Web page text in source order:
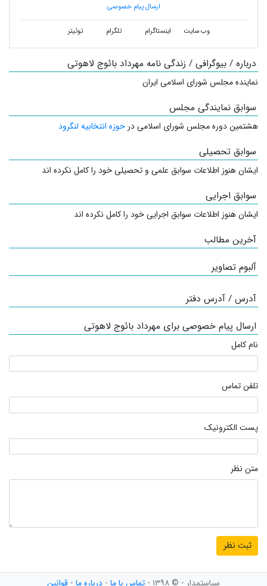
ارسال پیام خصوصی
وب سایت اینستاگرام تلگرام توئیتر
درباره / بیوگرافی / زندگی نامه مهرداد بائوج لاهوتی
نماینده مجلس شورای اسلامی ایران
سوابق نمایندگی مجلس
هشتمین دوره مجلس شورای اسلامی در حوزه انتخابیه لنگرود
سوابق تحصیلی
ایشان هنوز اطلاعات سوابق علمی و تحصیلی خود را کامل نکرده اند
سوابق اجرایی
ایشان هنوز اطلاعات سوابق اجرایی خود را کامل نکرده اند
آخرین مطالب
آلبوم تصاویر
آدرس / آدرس دفتر
ارسال پیام خصوصی برای مهرداد بائوج لاهوتی
نام کامل
تلفن تماس
پست الکترونیک
متن نظر
سیاستمدار - © ۱۳۹۸ - تماس با ما - درباره ما - قوانین